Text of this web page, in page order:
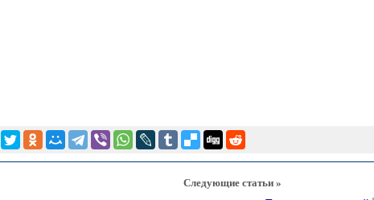
Следующие статьи »